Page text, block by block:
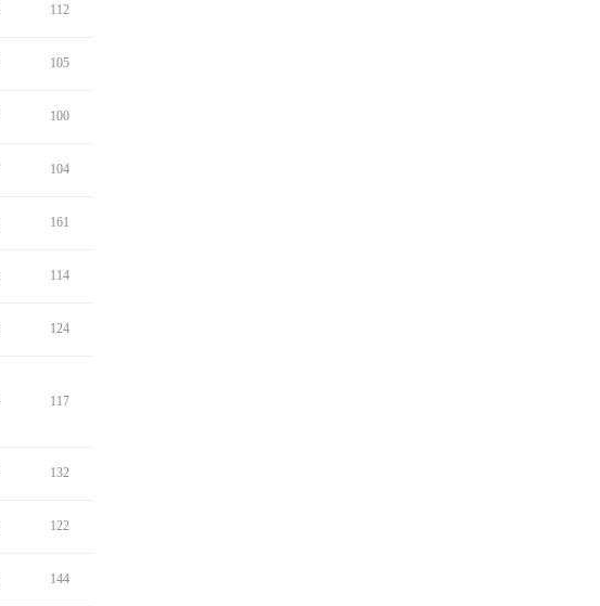
112
105
100
104
161
114
124
117
132
122
144